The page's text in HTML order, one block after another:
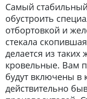
Самый
обустроить
отбортовкой и
стекала
делается из таких
кровельные. Вам
будут включены в
действительно